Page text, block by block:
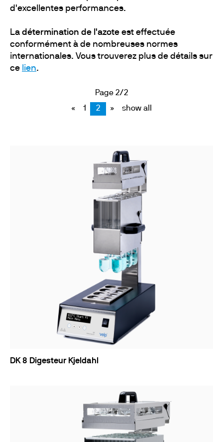
d'excellentes performances.
La détermination de l'azote est effectuée
conformément à de nombreuses normes
internationales. Vous trouverez plus de détails sur
ce lien.
Page 2/2
« 1 2 » show all
DK 8 Digesteur Kjeldahl